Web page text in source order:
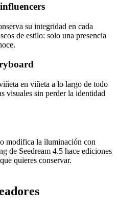
su integridad en cada
de estilo: solo una presencia
en viñeta a lo largo de todo
visuales sin perder la identidad
modifica la iluminación con
de Seedream 4.5 hace ediciones
quieres conservar.